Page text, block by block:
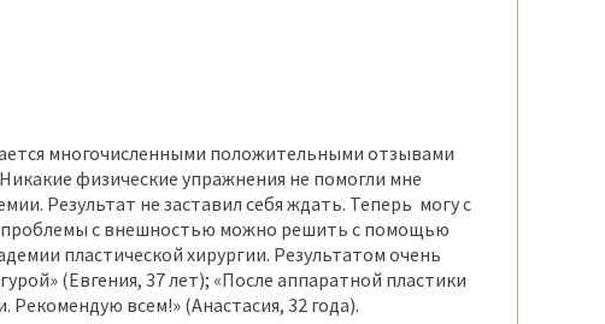
многочисленными положительными отзывами
физические упражнения не помогли мне
Результат не заставил себя ждать. Теперь могу с
проблемы с внешностью можно решить с помощью
пластической хирургии. Результатом очень
(Евгения, 37 лет); «После аппаратной пластики
всем!» (Анастасия, 32 года).